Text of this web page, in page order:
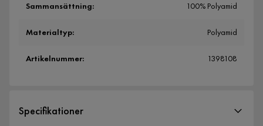
Sammansättning: 100% Polyamid
Materialtyp: Polyamid
Artikelnummer: 1398108
Specifikationer